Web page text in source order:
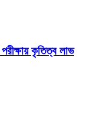
কৃতিত্ব লাভ